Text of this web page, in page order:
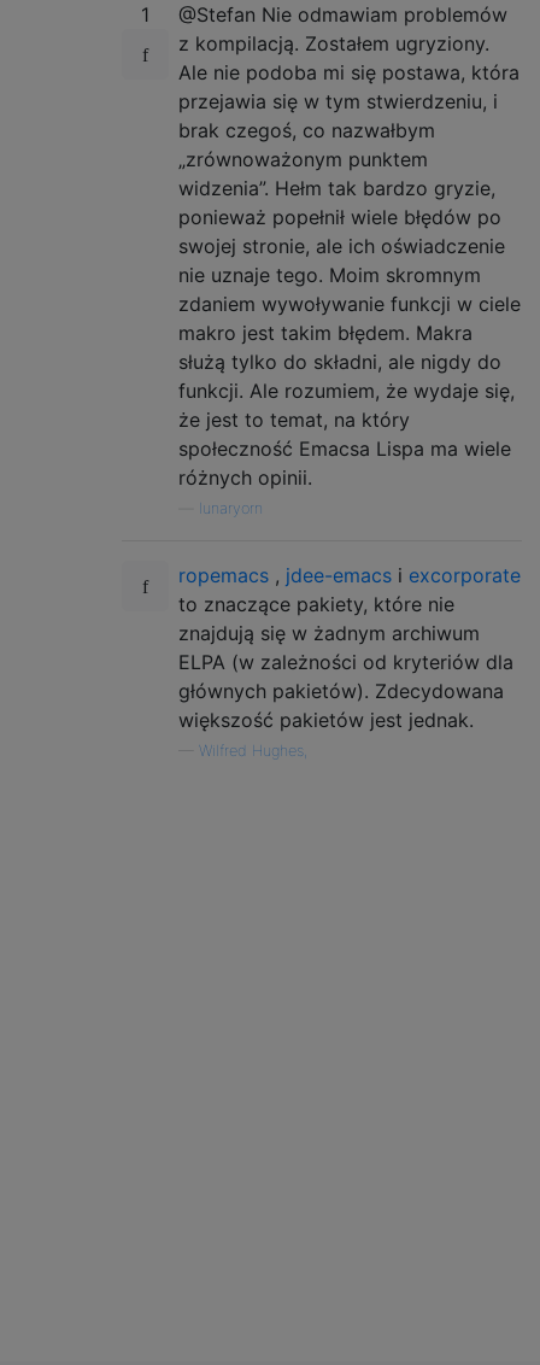
1
@Stefan Nie odmawiam problemów
z kompilacją. Zostałem ugryziony.
Ale nie podoba mi się postawa, która
przejawia się w tym stwierdzeniu, i
brak czegoś, co nazwałbym
„zrównoważonym punktem
widzenia”. Hełm tak bardzo gryzie,
ponieważ popełnił wiele błędów po
swojej stronie, ale ich oświadczenie
nie uznaje tego. Moim skromnym
zdaniem wywoływanie funkcji w ciele
makro jest takim błędem. Makra
służą tylko do składni, ale nigdy do
funkcji. Ale rozumiem, że wydaje się,
że jest to temat, na który
społeczność Emacsa Lispa ma wiele
różnych opinii.
lunaryorn
ropemacs , jdee-emacs i excorporate
to znaczące pakiety, które nie
znajdują się w żadnym archiwum
ELPA (w zależności od kryteriów dla
głównych pakietów). Zdecydowana
większość pakietów jest jednak.
Wilfred Hughes,